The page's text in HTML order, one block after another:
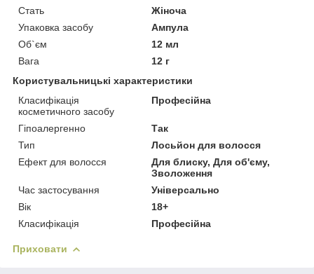
Стать
Жіноча
Упаковка засобу
Ампула
Об`єм
12 мл
Вага
12 г
Користувальницькі характеристики
Класифікація
косметичного засобу
Професійна
Гіпоалергенно
Так
Тип
Лосьйон для волосся
Ефект для волосся
Для блиску, Для об'єму,
Зволоження
Час застосування
Універсально
Вік
18+
Класифікація
Професійна
Приховати